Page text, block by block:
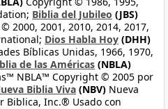
Biblia del Jubileo (JBS)
2000, 2001, 2010, 2014, 2017,
Dios Habla Hoy (DHH)
Bíblicas Unidas, 1966, 1970,
de las Américas (NBLA)
NBLA™ Copyright © 2005 por
Biblia Viva (NBV) Nueva
Biblica, Inc.® Usado con